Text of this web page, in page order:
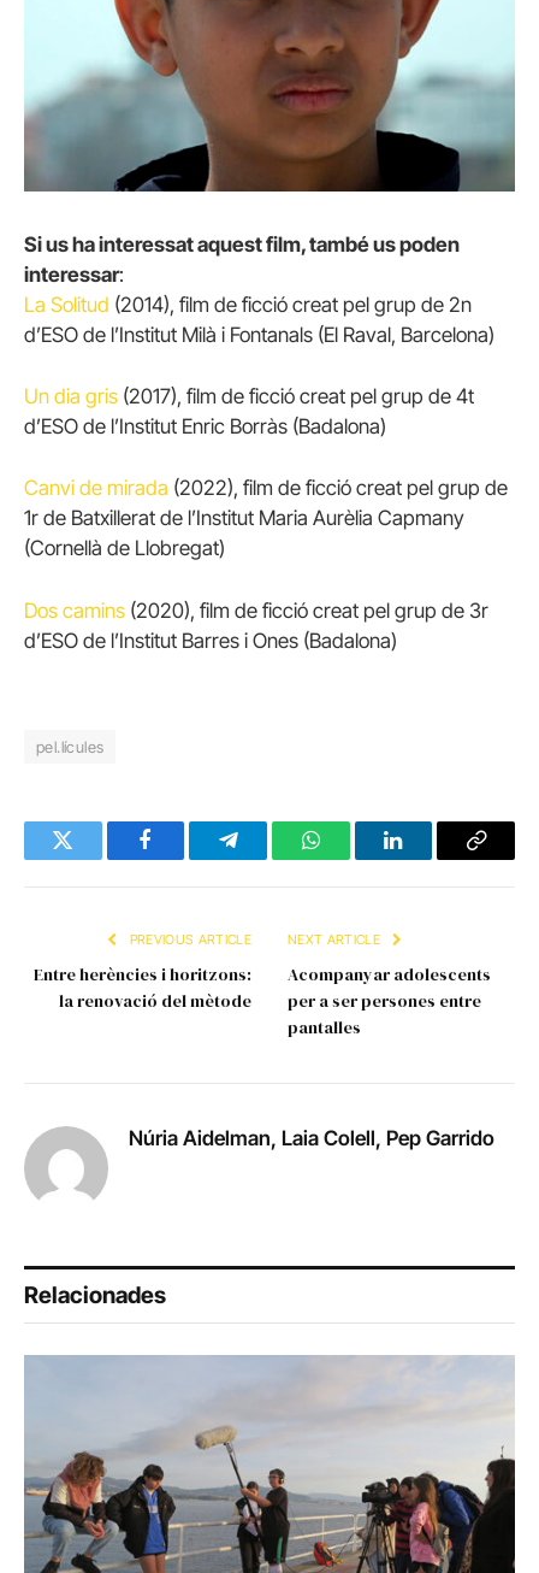
Si us ha interessat aquest film, també us poden
interessar:
La Solitud (2014), film de ficció creat pel grup de 2n
d’ESO de l’Institut Milà i Fontanals (El Raval, Barcelona)
Un dia gris (2017), film de ficció creat pel grup de 4t
d’ESO de l’Institut Enric Borràs (Badalona)
Canvi de mirada (2022), film de ficció creat pel grup de
1r de Batxillerat de l’Institut Maria Aurèlia Capmany
(Cornellà de Llobregat)
Dos camins (2020), film de ficció creat pel grup de 3r
d’ESO de l’Institut Barres i Ones (Badalona)
pel.lícules
Twitter FacebookTelegramWhatsAppLinkedInCopy
PREVIOUS ARTICLE
Entre herències i horitzons:
la renovació del mètode
NEXT ARTICLE
Acompanyar adolescents
per a ser persones entre
pantalles
Núria Aidelman, Laia Colell, Pep Garrido
Relacionades